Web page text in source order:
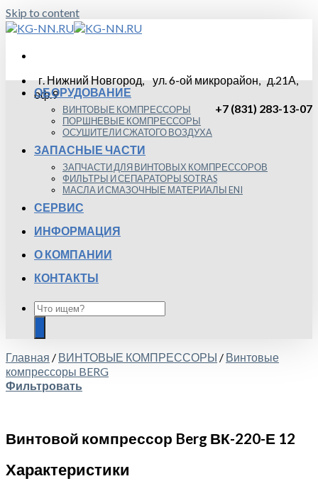
Skip to content
г. Нижний Новгород, ул. 6-ой микрорайон, д.21А,
оф.9
+7 (831) 283-13-07
ОБОРУДОВАНИЕ
ВИНТОВЫЕ КОМПРЕССОРЫ
ПОРШНЕВЫЕ КОМПРЕССОРЫ
ОСУШИТЕЛИ СЖАТОГО ВОЗДУХА
ЗАПАСНЫЕ ЧАСТИ
ЗАПЧАСТИ ДЛЯ ВИНТОВЫХ КОМПРЕССОРОВ
ФИЛЬТРЫ И СЕПАРАТОРЫ SOTRAS
МАСЛА И СМАЗОЧНЫЕ МАТЕРИАЛЫ ENI
СЕРВИС
ИНФОРМАЦИЯ
О КОМПАНИИ
КОНТАКТЫ
Главная / ВИНТОВЫЕ КОМПРЕССОРЫ / Винтовые
компрессоры BERG
Фильтровать
Винтовой компрессор Berg ВК-220-Е 12
Характеристики